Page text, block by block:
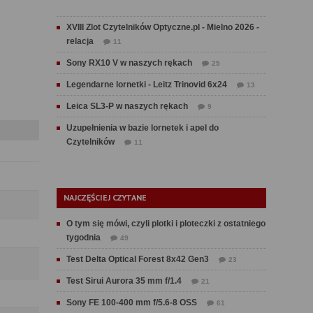
XVIII Zlot Czytelników Optyczne.pl - Mielno 2026 -
relacja
11
Sony RX10 V w naszych rękach 25
Legendarne lornetki - Leitz Trinovid 6x24 13
Leica SL3-P w naszych rękach 9
Uzupełnienia w bazie lornetek i apel do
Czytelników
11
NAJCZĘŚCIEJ CZYTANE
O tym się mówi, czyli plotki i ploteczki z ostatniego
tygodnia
49
Test Delta Optical Forest 8x42 Gen3 23
Test Sirui Aurora 35 mm f/1.4 21
Sony FE 100-400 mm f/5.6-8 OSS 61